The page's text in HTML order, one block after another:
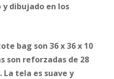
y dibujado en los
bag son 36 x 36 x 10
son reforzadas de 28
tela es suave y